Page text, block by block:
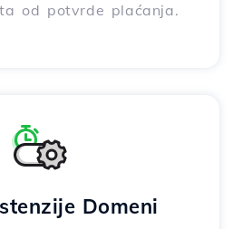
od potvrde plaćanja.
Domeni